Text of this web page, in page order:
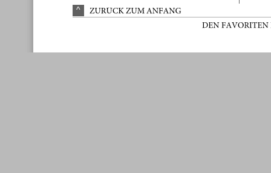
^ ZURÜCK ZUM ANFANG
DEN FAVORITEN